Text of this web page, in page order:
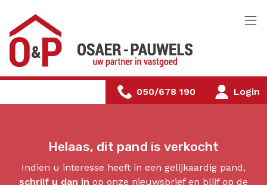
050/678 190 Login
Helaas, dit pand is verkocht
Indien u interesse heeft in een gelijkaardig pand,
schrijf u dan in op onze nieuwsbrief en blijf op de